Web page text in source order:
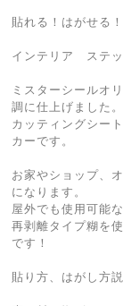
貼れる！はがせる
インテリア ステ
ミスターシールオ
調に仕上げました。
カッティングシー
カーです。
お家やショップ、
になります。
屋外でも使用可能
再剥離タイプ糊を
です！
貼り方、はがし方